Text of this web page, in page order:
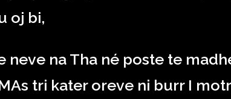
oj bi,
neve na Tha né poste te
tri kater oreve ni burr I